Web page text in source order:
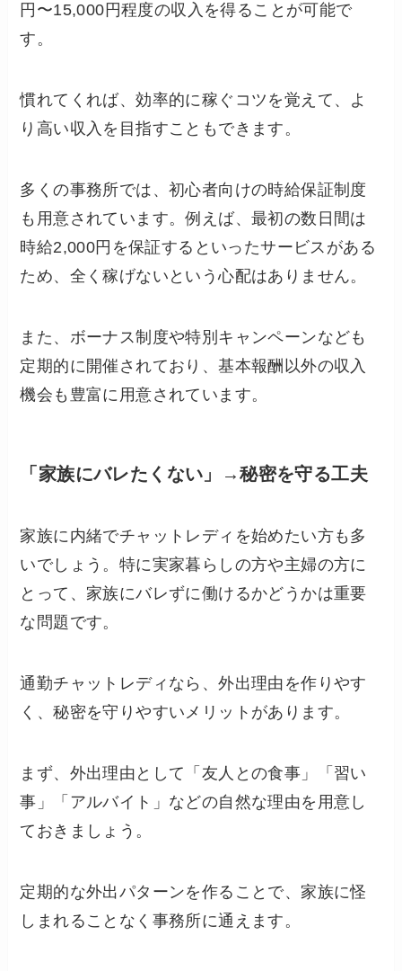
円〜15,000円程度の収入を得ることが可能で
す。
慣れてくれば、効率的に稼ぐコツを覚えて、よ
り高い収入を目指すこともできます。
多くの事務所では、初心者向けの時給保証制度
も用意されています。例えば、最初の数日間は
時給2,000円を保証するといったサービスがある
ため、全く稼げないという心配はありません。
また、ボーナス制度や特別キャンペーンなども
定期的に開催されており、基本報酬以外の収入
機会も豊富に用意されています。
「家族にバレたくない」→秘密を守る工夫
家族に内緒でチャットレディを始めたい方も多
いでしょう。特に実家暮らしの方や主婦の方に
とって、家族にバレずに働けるかどうかは重要
な問題です。
通勤チャットレディなら、外出理由を作りやす
く、秘密を守りやすいメリットがあります。
まず、外出理由として「友人との食事」「習い
事」「アルバイト」などの自然な理由を用意し
ておきましょう。
定期的な外出パターンを作ることで、家族に怪
しまれることなく事務所に通えます。